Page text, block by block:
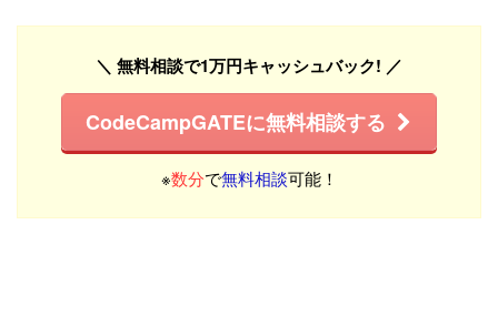
＼ 無料相談で1万円キャッシュバック! ／
CodeCampGATEに無料相談する
※数分で無料相談可能！